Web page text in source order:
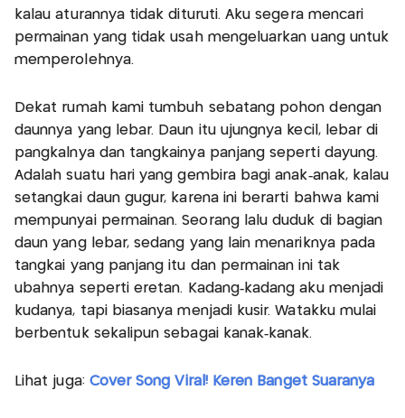
kalau aturannya tidak dituruti. Aku segera mencari
permainan yang tidak usah mengeluarkan uang untuk
memperolehnya.
Dekat rumah kami tumbuh sebatang pohon dengan
daunnya yang lebar. Daun itu ujungnya kecil, lebar di
pangkalnya dan tangkainya panjang seperti dayung.
Adalah suatu hari yang gembira bagi anak‐anak, kalau
setangkai daun gugur, karena ini berarti bahwa kami
mempunyai permainan. Seorang lalu duduk di bagian
daun yang lebar, sedang yang lain menariknya pada
tangkai yang panjang itu dan permainan ini tak
ubahnya seperti eretan. Kadang‐kadang aku menjadi
kudanya, tapi biasanya menjadi kusir. Watakku mulai
berbentuk sekalipun sebagai kanak‐kanak.
Lihat juga: Cover Song Viral! Keren Banget Suaranya